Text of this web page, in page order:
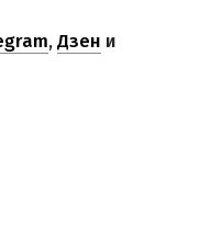
,Дзен и